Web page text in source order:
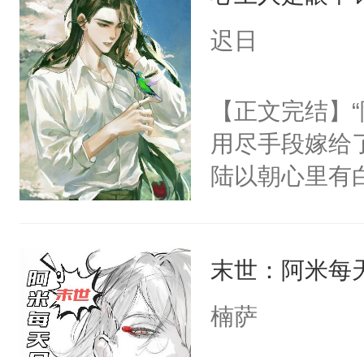
迟日
【正文完结
用尽手段嫁给
陆以朝心里有
情，他以为，
夜祁砚清缩在
末世：阿米每
楠萨